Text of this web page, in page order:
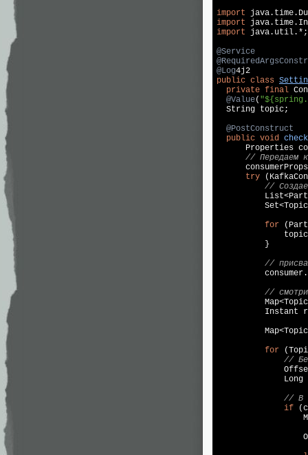
import
import
import java.util.*;
@Service
@Log
public class
private final
@Value(
  String topic;
@PostConstruct
public void
Properties
// Передаем
try
//
for
          }
//
//
Instant
for
//
Long
// В
if